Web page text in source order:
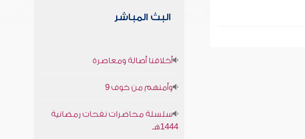
البث المباشر
أخلاقنا أصالة ومعاصرة
وأمنهم من خوف 9
سلسلة محاضرات نفحات رمضانية
1444هـ